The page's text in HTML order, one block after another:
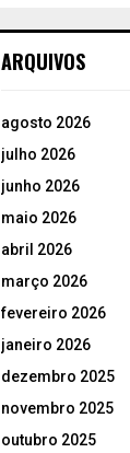
ARQUIVOS
agosto 2026
julho 2026
junho 2026
maio 2026
abril 2026
março 2026
fevereiro 2026
janeiro 2026
dezembro 2025
novembro 2025
outubro 2025